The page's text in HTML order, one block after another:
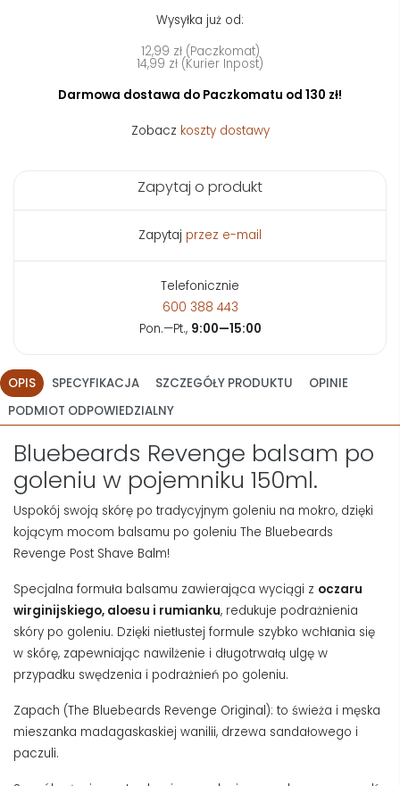
Wysyłka już od:
12,99 zł (Paczkomat)
14,99 zł (Kurier Inpost)
Darmowa dostawa do Paczkomatu od 130 zł!
Zobacz koszty dostawy
Zapytaj o produkt
Zapytaj przez e-mail
Telefonicznie
600 388 443
Pon.—Pt., 9:00—15:00
OPIS SPECYFIKACJA SZCZEGÓŁY PRODUKTU
OPINIE
PODMIOT ODPOWIEDZIALNY
Bluebeards Revenge balsam po
goleniu w pojemniku 150ml.
Uspokój swoją skórę po tradycyjnym goleniu na mokro, dzięki
kojącym mocom balsamu po goleniu The Bluebeards
Revenge Post Shave Balm!
Specjalna formuła balsamu zawierająca wyciągi z oczaru
wirginijskiego, aloesu i rumianku, redukuje podrażnienia
skóry po goleniu. Dzięki nietłustej formule szybko wchłania się
w skórę, zapewniając nawilżenie i długotrwałą ulgę w
przypadku swędzenia i podrażnień po goleniu.
Zapach (The Bluebeards Revenge Original): to świeża i męska
mieszanka madagaskaskiej wanilii, drzewa sandałowego i
paczuli.